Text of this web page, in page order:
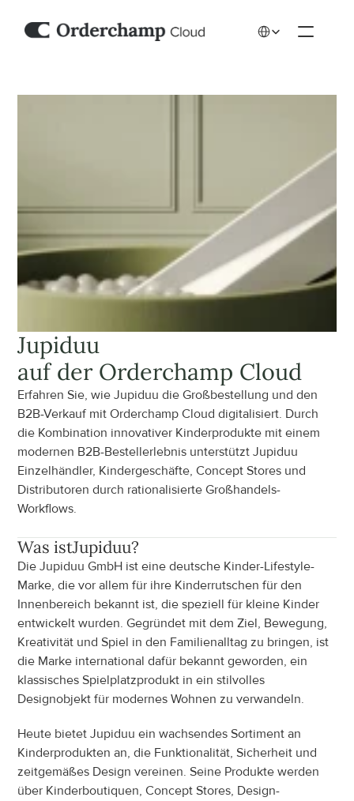
Jupiduu
auf der Orderchamp Cloud
Erfahren Sie, wie Jupiduu die Großbestellung und den
B2B-Verkauf mit Orderchamp Cloud digitalisiert. Durch
die Kombination innovativer Kinderprodukte mit einem
modernen B2B-Bestellerlebnis unterstützt Jupiduu
Einzelhändler, Kindergeschäfte, Concept Stores und
Distributoren durch rationalisierte Großhandels-
Workflows.
Was istJupiduu?
Die Jupiduu GmbH ist eine deutsche Kinder-Lifestyle-
Marke, die vor allem für ihre Kinderrutschen für den
Innenbereich bekannt ist, die speziell für kleine Kinder
entwickelt wurden. Gegründet mit dem Ziel, Bewegung,
Kreativität und Spiel in den Familienalltag zu bringen, ist
die Marke international dafür bekannt geworden, ein
klassisches Spielplatzprodukt in ein stilvolles
Designobjekt für modernes Wohnen zu verwandeln.
Heute bietet Jupiduu ein wachsendes Sortiment an
Kinderprodukten an, die Funktionalität, Sicherheit und
zeitgemäßes Design vereinen. Seine Produkte werden
über Kinderboutiquen, Concept Stores, Design-